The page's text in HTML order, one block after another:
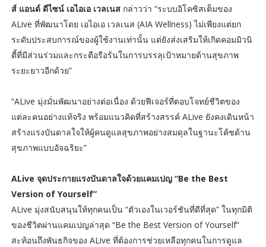
ส์ แอนด์ ดีไซน์ เอไอเอ เวลเนสกล่าวว่า “ระบบอิโคซิสเต็มของ
ALive ที่พัฒนาโดย เอไอเอ เวลเนส (AIA Wellness) ไม่เพียงแต่ยก
ระดับประสบการณ์ของผู้ใช้งานเท่านั้น แต่ยังส่งเสริมให้เกิดคอมมิวนิ
ตี้ที่มีส่วนร่วมและกระตือรือร้นในการบรรลุเป้าหมายด้านสุขภาพ
ระยะยาวอีกด้วย”
“ALive มุ่งมั่นพัฒนาอย่างต่อเนื่อง ด้วยฟีเจอร์ที่ตอบโจทย์ชีวิตของ
แต่ละคนอย่างแท้จริง พร้อมแนวคิดที่สร้างสรรค์ ALive ยังคงเดินหน้า
สร้างแรงบันดาลใจให้ผู้คนดูแลสุขภาพอย่างสมดุลในฐานะโค้ชด้าน
สุขภาพแบบอัจฉริยะ”
ALive จุดประกายแรงบันดาลใจด้วยแคมเปญ “Be the Best
Version of Yourself”
ALive มุ่งสนับสนุนให้ทุกคนเป็น “ตัวเองในเวอร์ชันที่ดีที่สุด” ในทุกมิติ
ของชีวิตผ่านแคมเปญล่าสุด “Be the Best Version of Yourself”
สะท้อนถึงพันธกิจของ ALive ที่ต้องการช่วยเหลือทุกคนในการดูแล